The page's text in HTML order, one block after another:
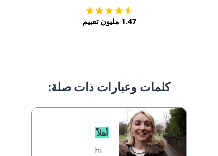
1.47 مليون تقييم
كلمات وعبارات ذات صلة:
أهلاً
hi